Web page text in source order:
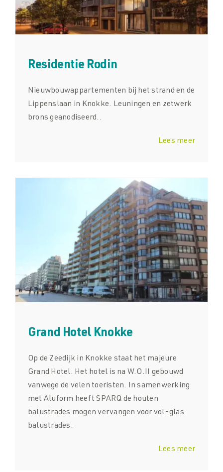
Residentie Rodin
Nieuwbouwappartementen bij het strand en de
Lippenslaan in Knokke. Leuningen en zetwerk
brons geanodiseerd..
Lees meer
Grand Hotel Knokke
Op de Zeedijk in Knokke staat het majeure
Grand Hotel. Het hotel is na W.O.II gebouwd
vanwege de velen toeristen. In samenwerking
met Aluform heeft SPARQ de houten
balustrades mogen vervangen voor vol-glas
balustrades.
Lees meer